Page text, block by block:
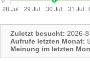
Zuletzt besucht: 2026-
Aufrufe letzten Monat:
Meinung im letzten